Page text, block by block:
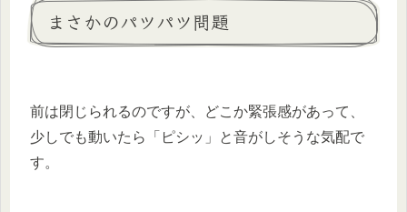
まさかのパツパツ問題
前は閉じられるのですが、どこか緊張感があって、
少しでも動いたら「ピシッ」と音がしそうな気配で
す。